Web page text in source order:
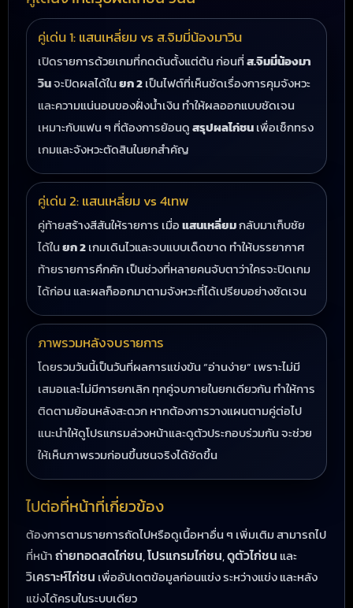
คู่เด่น 1: แสนเหลี่ยม vs ส.จิมมี่น้องมาวิน
เปิดรายการด้วยเกมที่กดดันตั้งแต่ต้น ก่อนที่ส.จิมมี่น้องมา
วินจะปิดผลได้ในยก 2เป็นไฟต์ที่เห็นชัดเรื่องการคุมจังหวะ
และความแน่นอนของฝั่งน้ำเงิน ทำให้ผลออกแบบชัดเจน
เหมาะกับแฟน ๆ ที่ต้องการย้อนดูสรุปผลไก่ชนเพื่อเช็กทรง
เกมและจังหวะตัดสินในยกสำคัญ
คู่เด่น 2: แสนเหลี่ยม vs 4เทพ
คู่ท้ายสร้างสีสันให้รายการ เมื่อแสนเหลี่ยมกลับมาเก็บชัย
ได้ในยก 2เกมเดินไวและจบแบบเด็ดขาด ทำให้บรรยากาศ
ท้ายรายการคึกคัก เป็นช่วงที่หลายคนจับตาว่าใครจะปิดเกม
ได้ก่อน และผลก็ออกมาตามจังหวะที่ได้เปรียบอย่างชัดเจน
ภาพรวมหลังจบรายการ
โดยรวมวันนี้เป็นวันที่ผลการแข่งขัน “อ่านง่าย” เพราะไม่มี
เสมอและไม่มีการยกเลิก ทุกคู่จบภายในยกเดียวกัน ทำให้การ
ติดตามย้อนหลังสะดวก หากต้องการวางแผนตามคู่ต่อไป
แนะนำให้ดูโปรแกรมล่วงหน้าและดูตัวประกอบร่วมกัน จะช่วย
ให้เห็นภาพรวมก่อนขึ้นชนจริงได้ชัดขึ้น
ไปต่อที่หน้าที่เกี่ยวข้อง
ต้องการตามรายการถัดไปหรือดูเนื้อหาอื่น ๆ เพิ่มเติม สามารถไป
ที่หน้าถ่ายทอดสดไก่ชน,โปรแกรมไก่ชน,ดูตัวไก่ชน และ
วิเคราะห์ไก่ชน เพื่ออัปเดตข้อมูลก่อนแข่ง ระหว่างแข่ง และหลัง
แข่งได้ครบในระบบเดียว